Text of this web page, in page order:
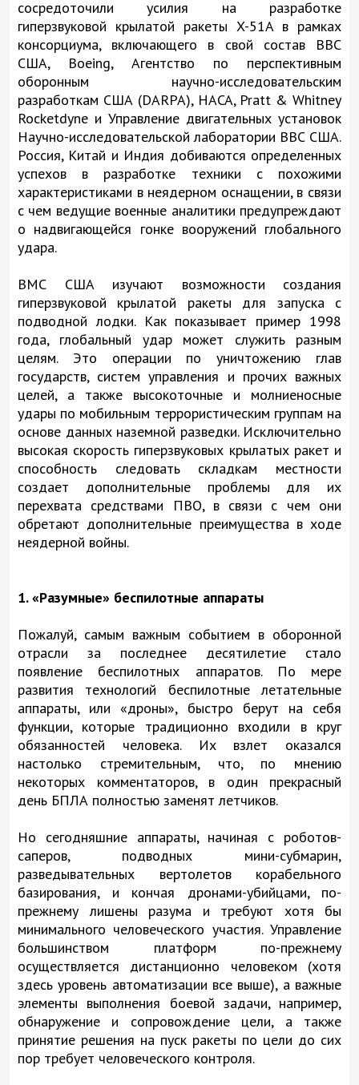
сосредоточили усилия на разработке
гиперзвуковой крылатой ракеты X-51A в рамках
консорциума, включающего в свой состав ВВС
США, Boeing, Агентство по перспективным
оборонным научно-исследовательским
разработкам США (DARPA), НАСА, Pratt & Whitney
Rocketdyne и Управление двигательных установок
Научно-исследовательской лаборатории ВВС США.
Россия, Китай и Индия добиваются определенных
успехов в разработке техники с похожими
характеристиками в неядерном оснащении, в связи
с чем ведущие военные аналитики предупреждают
о надвигающейся гонке вооружений глобального
удара.
ВМС США изучают возможности создания
гиперзвуковой крылатой ракеты для запуска с
подводной лодки. Как показывает пример 1998
года, глобальный удар может служить разным
целям. Это операции по уничтожению глав
государств, систем управления и прочих важных
целей, а также высокоточные и молниеносные
удары по мобильным террористическим группам на
основе данных наземной разведки. Исключительно
высокая скорость гиперзвуковых крылатых ракет и
способность следовать складкам местности
создает дополнительные проблемы для их
перехвата средствами ПВО, в связи с чем они
обретают дополнительные преимущества в ходе
неядерной войны.
1. «Разумные» беспилотные аппараты
Пожалуй, самым важным событием в оборонной
отрасли за последнее десятилетие стало
появление беспилотных аппаратов. По мере
развития технологий беспилотные летательные
аппараты, или «дроны», быстро берут на себя
функции, которые традиционно входили в круг
обязанностей человека. Их взлет оказался
настолько стремительным, что, по мнению
некоторых комментаторов, в один прекрасный
день БПЛА полностью заменят летчиков.
Но сегодняшние аппараты, начиная с роботов-
саперов, подводных мини-субмарин,
разведывательных вертолетов корабельного
базирования, и кончая дронами-убийцами, по-
прежнему лишены разума и требуют хотя бы
минимального человеческого участия. Управление
большинством платформ по-прежнему
осуществляется дистанционно человеком (хотя
здесь уровень автоматизации все выше), а важные
элементы выполнения боевой задачи, например,
обнаружение и сопровождение цели, а также
принятие решения на пуск ракеты по цели до сих
пор требует человеческого контроля.